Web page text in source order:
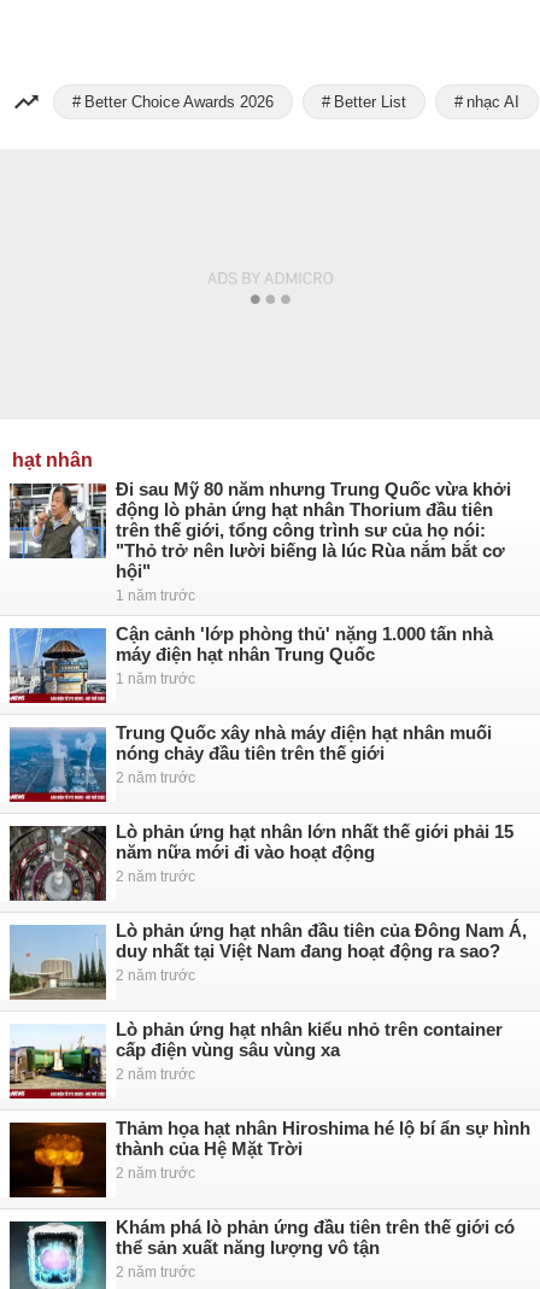
Better Choice Awards 2026 Better List nhạc AI
hạt nhân
Đi sau Mỹ 80 năm nhưng Trung Quốc vừa khởi
động lò phản ứng hạt nhân Thorium đầu tiên
trên thế giới, tổng công trình sư của họ nói:
"Thỏ trở nên lười biếng là lúc Rùa nắm bắt cơ
hội"
1 năm trước
Cận cảnh 'lớp phòng thủ' nặng 1.000 tấn nhà
máy điện hạt nhân Trung Quốc
1 năm trước
Trung Quốc xây nhà máy điện hạt nhân muối
nóng chảy đầu tiên trên thế giới
2 năm trước
Lò phản ứng hạt nhân lớn nhất thế giới phải 15
năm nữa mới đi vào hoạt động
2 năm trước
Lò phản ứng hạt nhân đầu tiên của Đông Nam Á,
duy nhất tại Việt Nam đang hoạt động ra sao?
2 năm trước
Lò phản ứng hạt nhân kiểu nhỏ trên container
cấp điện vùng sâu vùng xa
2 năm trước
Thảm họa hạt nhân Hiroshima hé lộ bí ẩn sự hình
thành của Hệ Mặt Trời
2 năm trước
Khám phá lò phản ứng đầu tiên trên thế giới có
thể sản xuất năng lượng vô tận
2 năm trước